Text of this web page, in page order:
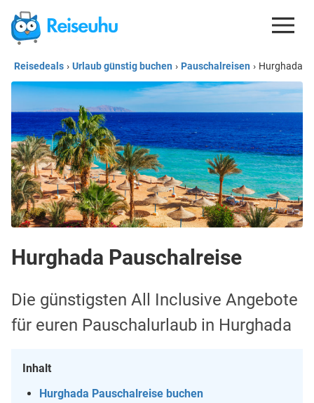
REISEDEALS
GUTSCHEINE
KREDITKARTEN
ESIM
REISEBLOG
Reisedeals › Urlaub günstig buchen › Pauschalreisen › Hurghada
Hurghada Pauschalreise
Die günstigsten All Inclusive Angebote
für euren Pauschalurlaub in Hurghada
Inhalt
Hurghada Pauschalreise buchen